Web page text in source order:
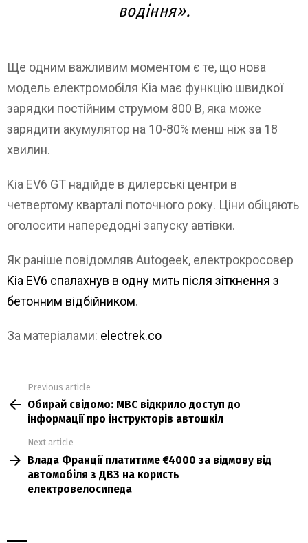
водіння».
Ще одним важливим моментом є те, що нова
модель електромобіля Kia має функцію швидкої
зарядки постійним струмом 800 В, яка може
зарядити акумулятор на 10-80% менш ніж за 18
хвилин.
Kia EV6 GT надійде в дилерські центри в
четвертому кварталі поточного року. Ціни обіцяють
оголосити напередодні запуску автівки.
Як раніше повідомляв Autogeek, електрокросовер
Kia EV6 спалахнув в одну мить після зіткнення з
бетонним відбійником.
За матеріалами: electrek.co
more
Previous article
Обирай свідомо: МВС відкрило доступ до
інформації про інструкторів автошкіл
Next article
Влада Франції платитиме €4000 за відмову від
автомобіля з ДВЗ на користь
електровелосипеда